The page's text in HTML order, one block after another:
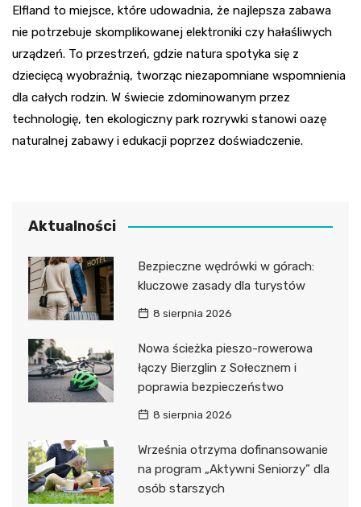
Elfland to miejsce, które udowadnia, że najlepsza zabawa
nie potrzebuje skomplikowanej elektroniki czy hałaśliwych
urządzeń. To przestrzeń, gdzie natura spotyka się z
dziecięcą wyobraźnią, tworząc niezapomniane wspomnienia
dla całych rodzin. W świecie zdominowanym przez
technologię, ten ekologiczny park rozrywki stanowi oazę
naturalnej zabawy i edukacji poprzez doświadczenie.
Aktualności
Bezpieczne wędrówki w górach:
kluczowe zasady dla turystów
8 sierpnia 2026
Nowa ścieżka pieszo-rowerowa
łączy Bierzglin z Sołecznem i
poprawia bezpieczeństwo
8 sierpnia 2026
Września otrzyma dofinansowanie
na program „Aktywni Seniorzy” dla
osób starszych